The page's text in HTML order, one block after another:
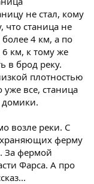
не стал, кому
что станица не
4 км, а по
6 км, к тому же
в брод реку.
плотностью
уже все, станица
домики.
возле реки. С
ферму
За фермой
Фарса. А про